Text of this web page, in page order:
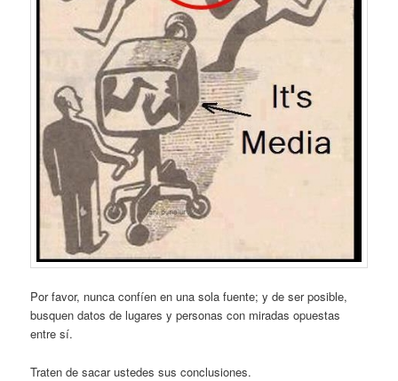
Por favor, nunca confíen en una sola fuente; y de ser posible,
busquen datos de lugares y personas con miradas opuestas
entre sí.
Traten de sacar ustedes sus conclusiones.